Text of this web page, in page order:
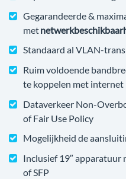
Gegarandeerde &
met
Standaard al VLAN-
Ruim voldoende
te koppelen met internet
Dataverkeer Non-
of Fair Use Policy
Mogelijkheid de
Inclusief 19″ apparatuur
of SFP